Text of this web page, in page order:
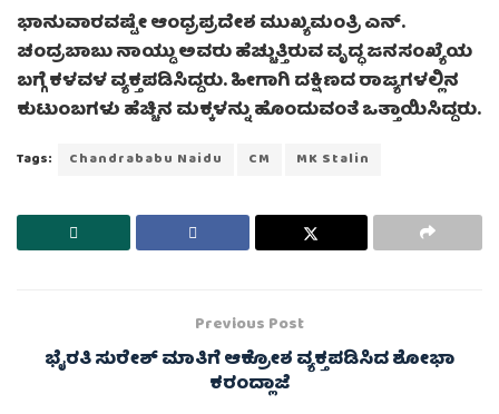
ಭಾನುವಾರವಷ್ಟೇ ಆಂಧ್ರಪ್ರದೇಶ ಮುಖ್ಯಮಂತ್ರಿ ಎನ್.
ಚಂದ್ರಬಾಬು ನಾಯ್ಡು ಅವರು ಹೆಚ್ಚುತ್ತಿರುವ ವೃದ್ಧ ಜನಸಂಖ್ಯೆಯ
ಬಗ್ಗೆ ಕಳವಳ ವ್ಯಕ್ತಪಡಿಸಿದ್ದರು. ಹೀಗಾಗಿ ದಕ್ಷಿಣದ ರಾಜ್ಯಗಳಲ್ಲಿನ
ಕುಟುಂಬಗಳು ಹೆಚ್ಚಿನ ಮಕ್ಕಳನ್ನು ಹೊಂದುವಂತೆ ಒತ್ತಾಯಿಸಿದ್ದರು.
Tags: Chandrababu Naidu CM MK Stalin
Previous Post
ಭೈರತಿ ಸುರೇಶ್ ಮಾತಿಗೆ ಆಕ್ರೋಶ ವ್ಯಕ್ತಪಡಿಸಿದ ಶೋಭಾ
ಕರಂದ್ಲಾಜೆ